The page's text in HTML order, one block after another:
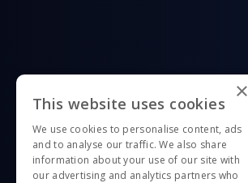
×
This website uses cookies
We use cookies to personalise content, ads
and to analyse our traffic. We also share
information about your use of our site with
our advertising and analytics partners who